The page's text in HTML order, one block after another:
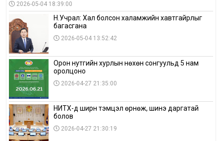
2026-05-04 18:39:00
Н.Учрал: Хал болсон халамжийн хавтгайрлыг
багасгана
2026-05-04 13:52:42
Орон нутгийн хурлын нөхөн сонгуульд 5 нам
оролцоно
2026-04-27 21:35:00
НИТХ-д ширүүн тэмцэл өрнөж, шинэ даргатай
болов
2026-04-27 21:30:19